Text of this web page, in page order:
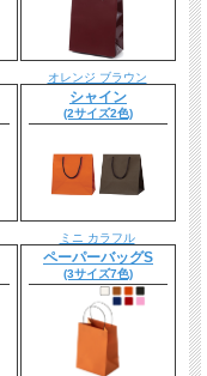
オレンジ ブラウン
シャイン
(2サイズ2色)
ミニ カラフル
ペーパーバッグS
(3サイズ7色)